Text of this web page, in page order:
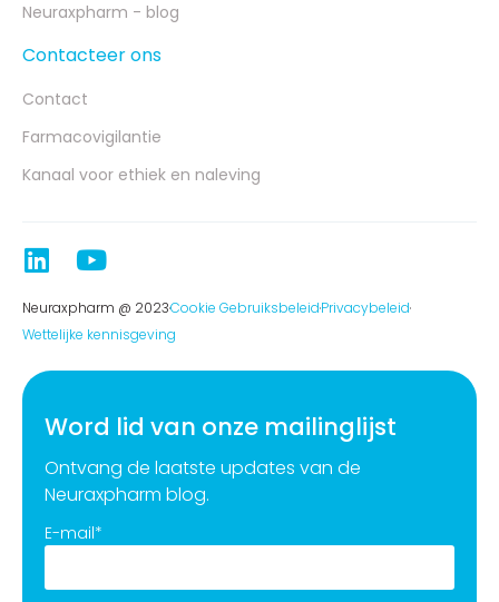
Neuraxpharm - blog
Contacteer ons
Contact
Farmacovigilantie
Kanaal voor ethiek en naleving
Neuraxpharm @ 2023Cookie GebruiksbeleidPrivacybeleid
Wettelijke kennisgeving
Word lid van onze mailinglijst
Ontvang de laatste updates van de
Neuraxpharm blog.
E-mail*